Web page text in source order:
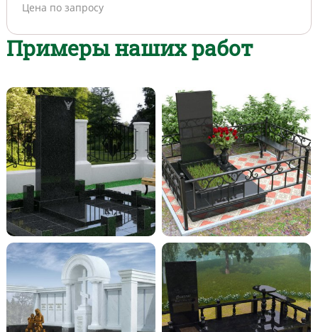
Цена по запросу
Примеры наших работ